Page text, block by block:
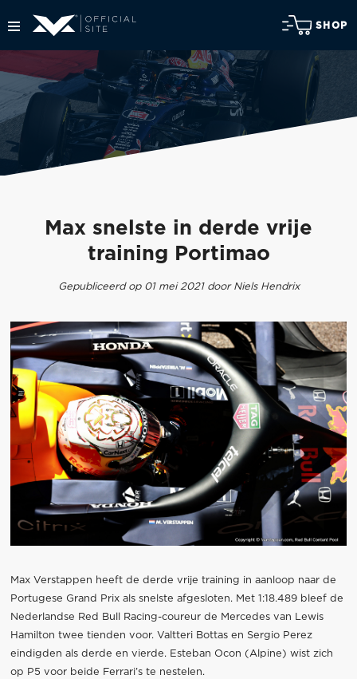
SHOP
Max snelste in derde vrije
training Portimao
Gepubliceerd op 01 mei 2021 door Niels Hendrix
Max Verstappen heeft de derde vrije training in aanloop naar de
Portugese Grand Prix als snelste afgesloten. Met 1:18.489 bleef de
Nederlandse Red Bull Racing-coureur de Mercedes van Lewis
Hamilton twee tienden voor. Valtteri Bottas en Sergio Perez
eindigden als derde en vierde. Esteban Ocon (Alpine) wist zich
op P5 voor beide Ferrari’s te nestelen.